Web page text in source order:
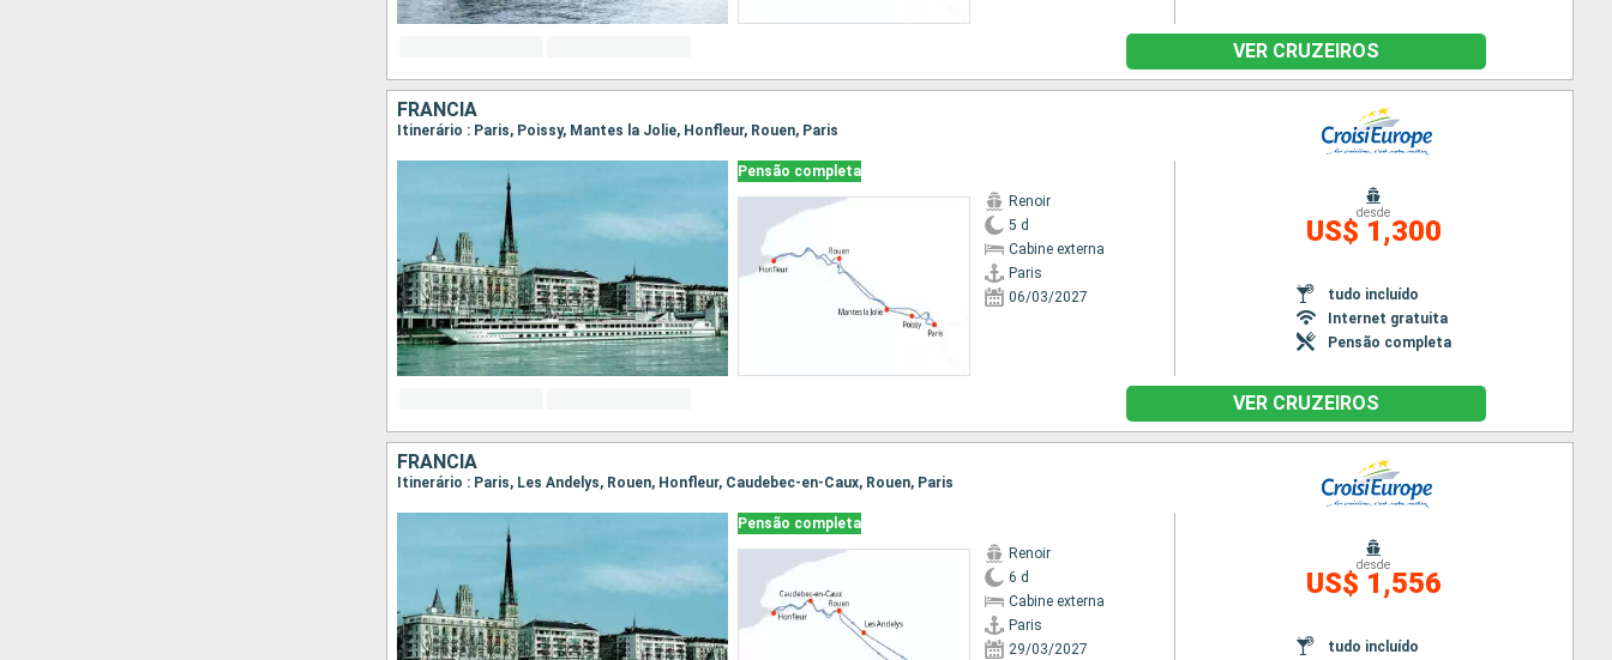
VER CRUZEIROS
FRANCIA
Itinerário : Paris, Poissy, Mantes la Jolie, Honfleur, Rouen, Paris
Pensão completa
Renoir
5 d
Cabine externa
Paris
06/03/2027
desde
US$ 1,300
tudo incluído
Internet gratuita
Pensão completa
VER CRUZEIROS
FRANCIA
Itinerário : Paris, Les Andelys, Rouen, Honfleur, Caudebec-en-Caux, Rouen, Paris
Pensão completa
Renoir
6 d
Cabine externa
Paris
29/03/2027
desde
US$ 1,556
tudo incluído